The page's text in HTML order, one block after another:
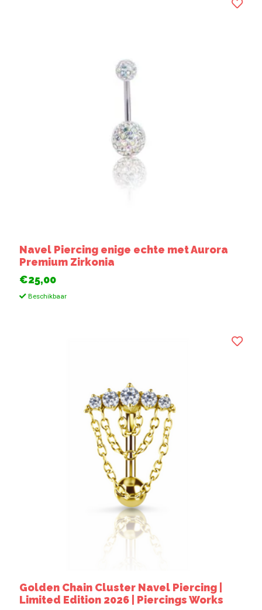
Navel Piercing enige echte met Aurora
Premium Zirkonia
€25,00
Beschikbaar
Golden Chain Cluster Navel Piercing |
Limited Edition 2026 | Piercings Works